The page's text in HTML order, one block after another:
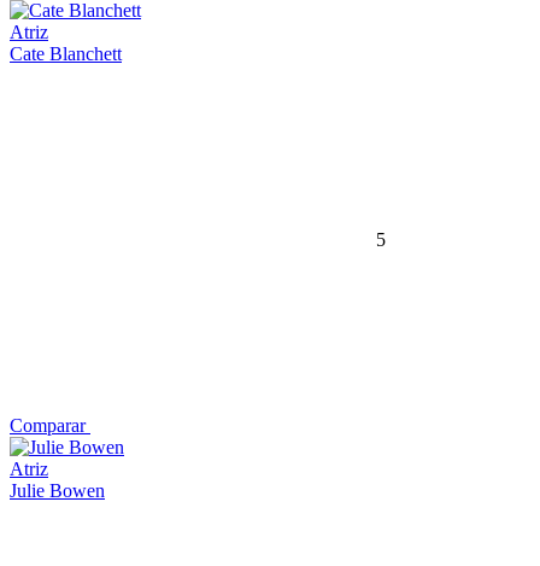
Atriz
Cate Blanchett
5
Comparar
Atriz
Julie Bowen